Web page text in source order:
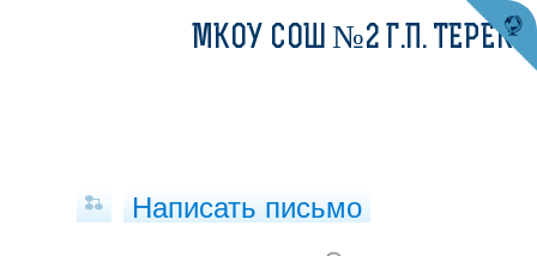
МКОУ СОШ №2 Г.П. ТЕРЕК
Написать письмо